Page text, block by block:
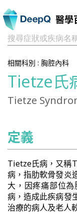
醫學
搜尋症狀或疾病名
相關科別 : 胸腔內科
Tietze氏
Tietze
定義
Tietze氏病，又稱
病，指肋軟骨發炎
大，因疼痛部位
病，造成此疾病發
治療的病人及老人